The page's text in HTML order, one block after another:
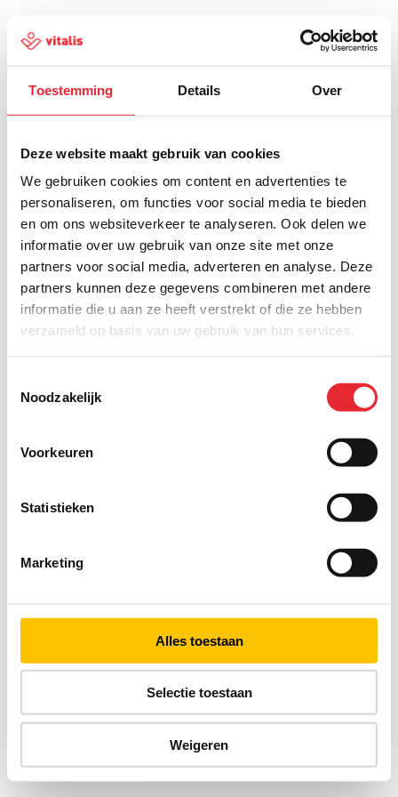
Toestemming Details Over
Deze website maakt gebruik van cookies
We gebruiken cookies om content en advertenties te
personaliseren, om functies voor social media te bieden
en om ons websiteverkeer te analyseren. Ook delen we
informatie over uw gebruik van onze site met onze
partners voor social media, adverteren en analyse. Deze
partners kunnen deze gegevens combineren met andere
informatie die u aan ze heeft verstrekt of die ze hebben
verzameld op basis van uw gebruik van hun services.
Noodzakelijk
Voorkeuren
Statistieken
Marketing
Alles toestaan
Selectie toestaan
Weigeren
500
Er is iets fout gegaan
Probeer het later opnieuw of ga terug naar de
homepagina.